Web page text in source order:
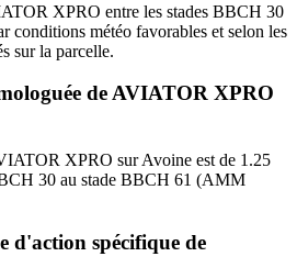
XPRO entre les stades BBCH 30
conditions météo favorables et selon les
sur la parcelle.
de AVIATOR XPRO
XPRO sur Avoine est de 1.25
30 au stade BBCH 61 (AMM
d'action spécifique de